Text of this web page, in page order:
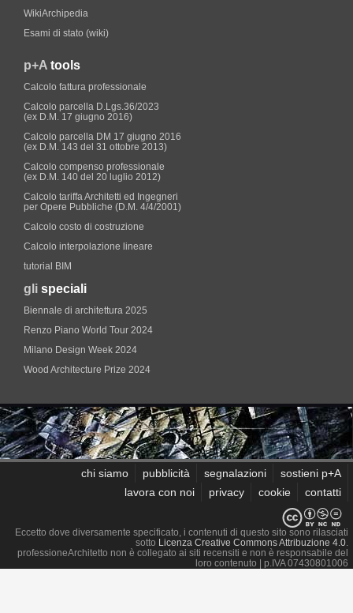
WikiArchipedia
Esami di stato (wiki)
p+A tools
Calcolo fattura professionale
Calcolo parcella D.Lgs.36/2023
(ex D.M. 17 giugno 2016)
Calcolo parcella DM 17 giugno 2016
(ex D.M. 143 del 31 ottobre 2013)
Calcolo compenso professionale
(ex D.M. 140 del 20 luglio 2012)
Calcolo tariffa Architetti ed Ingegneri
per Opere Pubbliche (D.M. 4/4/2001)
Calcolo costo di costruzione
Calcolo interpolazione lineare
tutorial BIM
gli speciali
Biennale di architettura 2025
Renzo Piano World Tour 2024
Milano Design Week 2024
Wood Architecture Prize 2024
chi siamo pubblicità segnalazioni
sostieni p+A
lavora con noi
privacy cookie contatti
Eccetto dove diversamente specificato, i contenuti di questo sito sono rilasciati
sotto Licenza Creative Commons Attribuzione 4.0.
professioneArchitetto non è collegato ai siti recensiti e non è responsabile del
loro contenuto
| p.IVA 07430801006